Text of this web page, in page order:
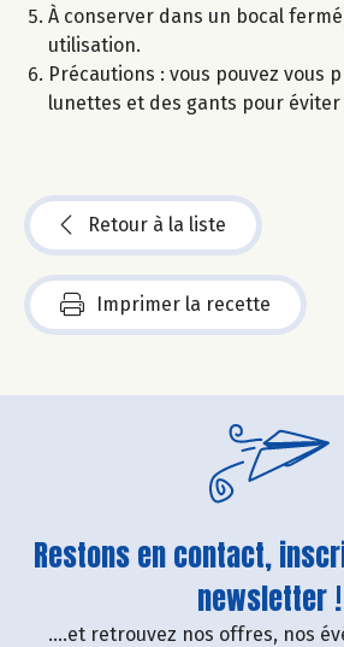
À conserver dans un bocal
utilisation.
Précautions : vous pouvez vous
lunettes et des gants pour
Retour à la liste
Imprimer la recette
Restons en contact,
newsletter !
....et retrouvez nos offres, nos